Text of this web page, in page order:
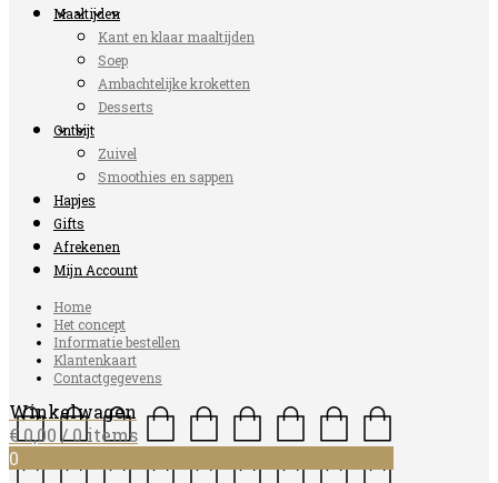
Maaltijden
Kant en klaar maaltijden
Soep
Ambachtelijke kroketten
Desserts
Ontbijt
Zuivel
Smoothies en sappen
Hapjes
Gifts
Afrekenen
Mijn Account
Home
Het concept
Informatie bestellen
Klantenkaart
Contactgegevens
Winkelwagen
€0,00 / 0 items
0